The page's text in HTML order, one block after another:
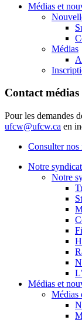
Médias et
Médias
Contact médias
Pour les demandes
ufcw@ufcw.ca en
Consulter nos
Notre syndicat
Notre
Médias et
Médias